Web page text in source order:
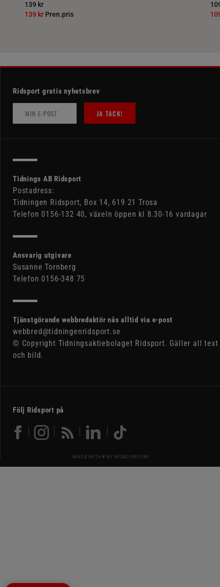
139 kr
139 kr Pren.pris
Ridsport gratis nyhetsbrev
JA TACK!
Tidnings AB Ridsport
Postadress:
Tidningen Ridsport, Box 14, 619 21 Trosa
Telefon 0156-132 40, växeln öppen kl 8.30-16 vardagar
Ansvarig utgivare
Susanne Tornberg
Telefon 0156-348 75
Tjänstgörande webbredaktör nås alltid via e-post
webbred@tidningenridsport.se
© Copyright Tidningsaktiebolaget Ridsport. Gäller all text
och bild.
Följ Ridsport på
MADE WITH ♥ BY WONDERFOUR